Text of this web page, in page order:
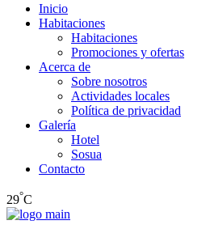
Inicio
Habitaciones
Habitaciones
Promociones y ofertas
Acerca de
Sobre nosotros
Actividades locales
Política de privacidad
Galería
Hotel
Sosua
Contacto
29°C